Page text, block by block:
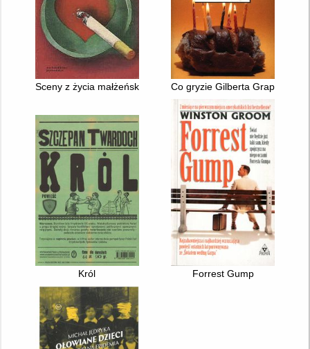
Sceny z życia małżeńskiego Co gryzie Gilberta Grape'a
Król Forrest Gump